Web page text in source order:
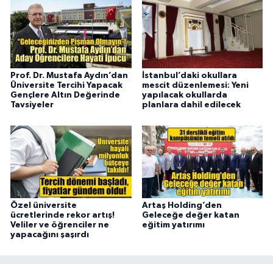
Prof. Dr. Mustafa Aydın’dan
Üniversite Tercihi Yapacak
Gençlere Altın Değerinde
Tavsiyeler
İstanbul’daki okullara
mescit düzenlemesi: Yeni
yapılacak okullarda
planlara dahil edilecek
Özel üniversite
ücretlerinde rekor artış!
Veliler ve öğrenciler ne
yapacağını şaşırdı
Artaş Holding’den
Geleceğe değer katan
eğitim yatırımı